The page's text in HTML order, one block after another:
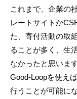
これまで、企業の
レートサイトか
た、寄付活動の取
ることが多く、生
なかったと思います
Good-Loopを使え
行うことが可能に